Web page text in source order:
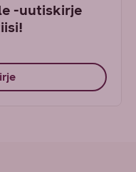
-uutiskirje